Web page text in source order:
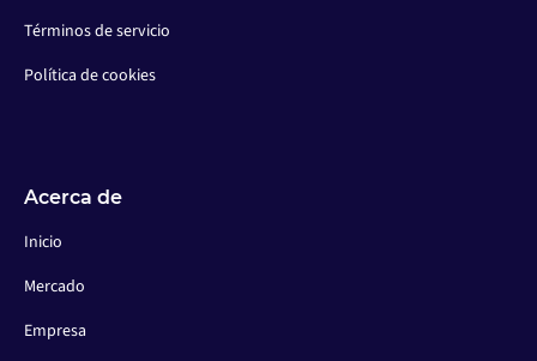
Términos de servicio
Política de cookies
Acerca de
Inicio
Mercado
Empresa